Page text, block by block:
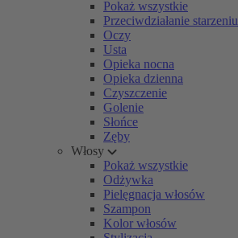
Pokaż wszystkie
Przeciwdziałanie starzeniu
Oczy
Usta
Opieka nocna
Opieka dzienna
Czyszczenie
Golenie
Słońce
Zęby
Włosy
Pokaż wszystkie
Odżywka
Pielęgnacja włosów
Szampon
Kolor włosów